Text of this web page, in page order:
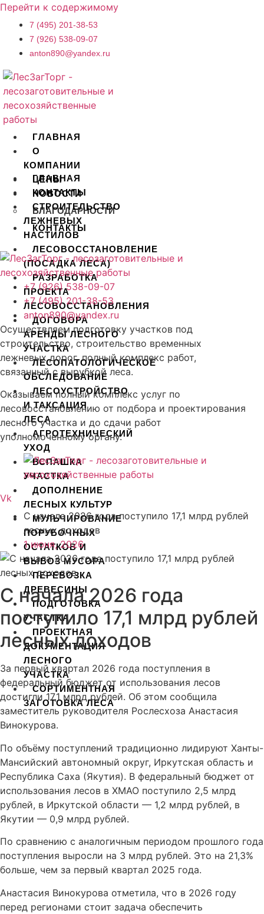
Перейти к содержимому
7 (495) 201-38-53
7 (926) 538-09-07
anton890@yandex.ru
ГЛАВНАЯ
О
КОМПАНИИ
ЦЕНЫ
НОВОСТИ
БЛАГОДАРНОСТИ
КОНТАКТЫ
X
ГЛАВНАЯ
КОНТАКТЫ
СТРОИТЕЛЬСТВО
ЛЕЖНЕВЫХ
НАСТИЛОВ
ЛЕСОВОССТАНОВЛЕНИЕ
(ПОСАДКА ЛЕСА)
РАЗРАБОТКА
ПРОЕКТА
ЛЕСОВОССТАНОВЛЕНИЯ
ДОГОВОРА
АРЕНДЫ ЛЕСНОГО
УЧАСТКА
ЛЕСОПАТОЛОГИЧЕСКОЕ
ОБСЛЕДОВАНИЕ
ЛЕСОУСТРОЙСТВО
И ТАКСАЦИЯ
ЛЕСА
АГРОТЕХНИЧЕСКИЙ
УХОД
ВСПАШКА
УЧАСТКА
ДОПОЛНЕНИЕ
ЛЕСНЫХ КУЛЬТУР
МУЛЬЧИРОВАНИЕ
ПОРУБОЧНЫХ
ОСТАТКОВ И
ВЫВОЗ МУСОРА
ПЕРЕВОЗКА
ДРЕВЕСИНЫ
ПОДГОТОВКА
УЧАСТКА
ПРОЕКТНАЯ
ДОКУМЕНТАЦИЯ
ЛЕСНОГО
УЧАСТКА
СОРТИМЕНТНАЯ
ЗАГОТОВКА ЛЕСА
X
+7 (926) 538-09-07
+7 (495) 201-38-53
anton890@yandex.ru
Осуществляем подготовку участков под
строительство, строительство временных
лежневых дорог, полный комплекс работ,
связанный с вырубкой леса.
Оказываем полный комплекс услуг по
лесовосстановлению от подбора и проектирования
лесного участка и до сдачи работ
уполномоченному органу.
Vk
С начала 2026 года поступило 17,1 млрд рублей
лесных доходов
1 июня, 2026
С начала 2026 года
поступило 17,1 млрд рублей
лесных доходов
За первый квартал 2026 года поступления в
федеральный бюджет от использования лесов
достигли 17,1 млрд рублей. Об этом сообщила
заместитель руководителя Рослесхоза Анастасия
Винокурова.
По объёму поступлений традиционно лидируют Ханты-
Мансийский автономный округ, Иркутская область и
Республика Саха (Якутия). В федеральный бюджет от
использования лесов в ХМАО поступило 2,5 млрд
рублей, в Иркутской области — 1,2 млрд рублей, в
Якутии — 0,9 млрд рублей.
По сравнению с аналогичным периодом прошлого года
поступления выросли на 3 млрд рублей. Это на 21,3%
больше, чем за первый квартал 2025 года.
Анастасия Винокурова отметила, что в 2026 году
перед регионами стоит задача обеспечить